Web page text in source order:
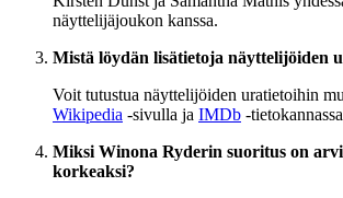
näyttelijäjoukon kanssa.
Mistä löydän lisätietoja näyttelijöiden
Voit tutustua näyttelijöiden uratietoihin
Wikipedia -sivulla ja IMDb -
Miksi Winona Ryderin suoritus on
korkeaksi?